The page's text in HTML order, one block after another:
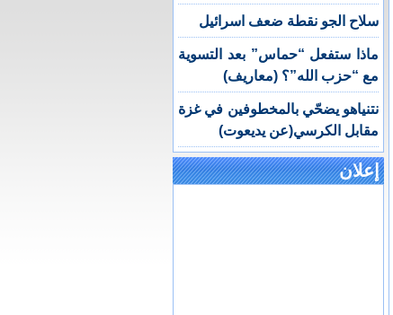
سلاح الجو نقطة ضعف اسرائيل
ماذا ستفعل “حماس” بعد التسوية
مع “حزب الله”؟ (معاريف)
نتنياهو يضحّي بالمخطوفين في غزة
مقابل الكرسي(عن يديعوت)
إعلان